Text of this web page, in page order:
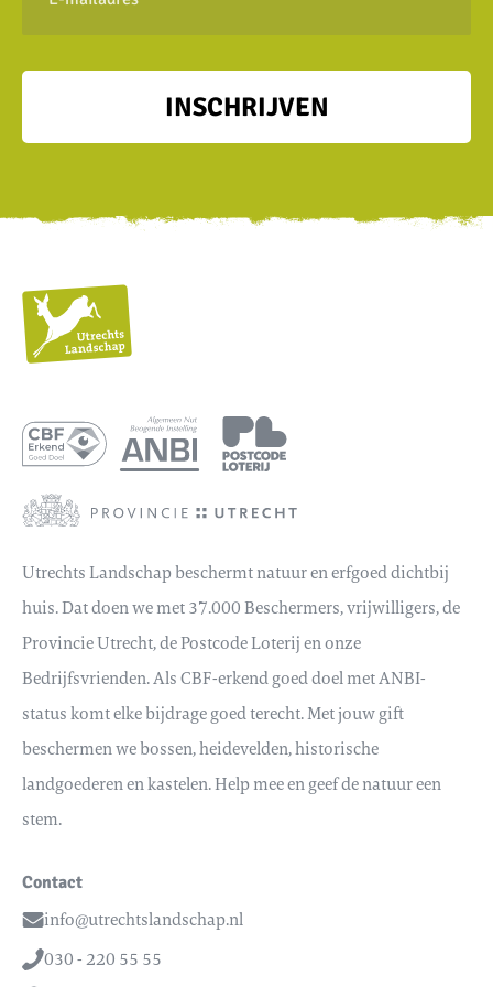
mailadres
INSCHRIJVEN
Utrechts Landschap beschermt natuur en erfgoed dichtbij
huis. Dat doen we met 37.000 Beschermers, vrijwilligers, de
Provincie Utrecht, de Postcode Loterij en onze
Bedrijfsvrienden. Als CBF-erkend goed doel met ANBI-
status komt elke bijdrage goed terecht. Met jouw gift
beschermen we bossen, heidevelden, historische
landgoederen en kastelen. Help mee en geef de natuur een
stem.
Contact
Email
info@utrechtslandschap.nl
Telefoon
030 - 220 55 55